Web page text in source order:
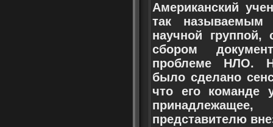
Американский
так называемым
научной
сбором
проблеме НЛО.
было сделано
что его команде
представителю